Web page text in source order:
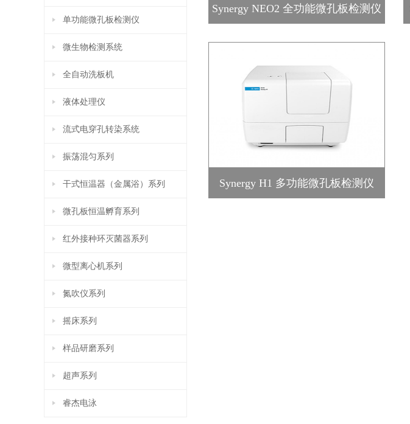
单功能微孔板检测仪
微生物检测系统
全自动洗板机
液体处理仪
流式电穿孔转染系统
振荡混匀系列
干式恒温器（金属浴）系列
微孔板恒温孵育系列
红外接种环灭菌器系列
微型离心机系列
氮吹仪系列
摇床系列
样品研磨系列
超声系列
睿杰电泳
Synergy NEO2 全功能微孔板检测仪
Synergy H1 多功能微孔板检测仪